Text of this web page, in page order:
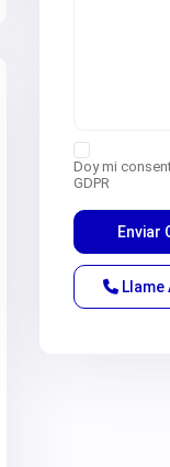
Doy mi
GDPR
Llame